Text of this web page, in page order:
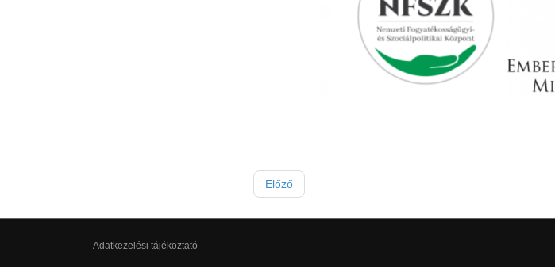
Előző
Adatkezelési tájékoztató